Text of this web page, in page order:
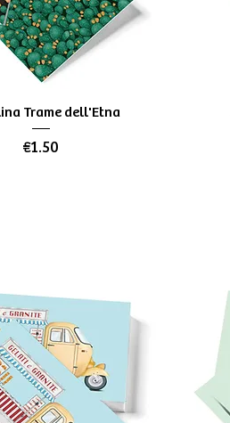
Quick View
Trame dell'Etna
Price
€1.50